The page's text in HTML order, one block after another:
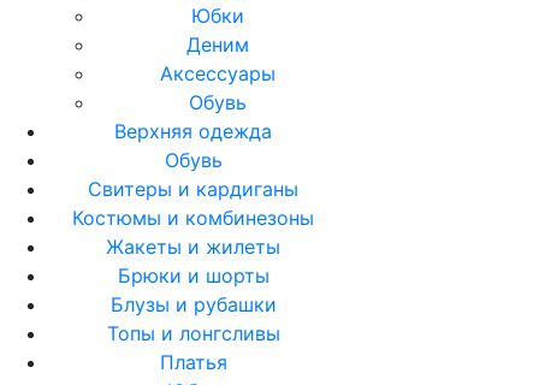
Юбки
Деним
Аксессуары
Обувь
Верхняя одежда
Обувь
Свитеры и кардиганы
Костюмы и комбинезоны
Жакеты и жилеты
Брюки и шорты
Блузы и рубашки
Топы и лонгсливы
Платья